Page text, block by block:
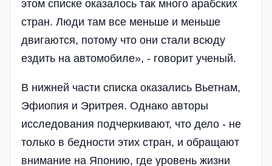
этом списке оказалось так много арабских
стран. Люди там все меньше и меньше
двигаются, потому что они стали всюду
ездить на автомобиле», - говорит ученый.
В нижней части списка оказались Вьетнам,
Эфиопия и Эритрея. Однако авторы
исследования подчеркивают, что дело - не
только в бедности этих стран, и обращают
внимание на Японию, где уровень жизни